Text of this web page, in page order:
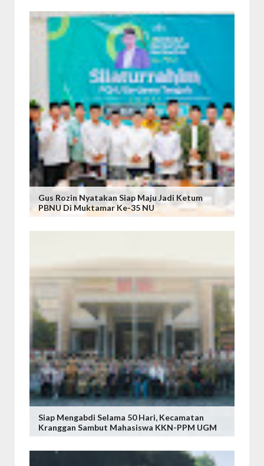
Gus Rozin Nyatakan Siap Maju Jadi Ketum
PBNU Di Muktamar Ke-35 NU
Siap Mengabdi Selama 50 Hari, Kecamatan
Kranggan Sambut Mahasiswa KKN-PPM UGM